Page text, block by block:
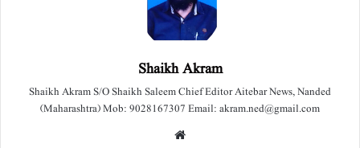
Shaikh Akram
Shaikh Akram S/O Shaikh Saleem Chief Editor Aitebar News, Nanded
(Maharashtra) Mob: 9028167307 Email: akram.ned@gmail.com